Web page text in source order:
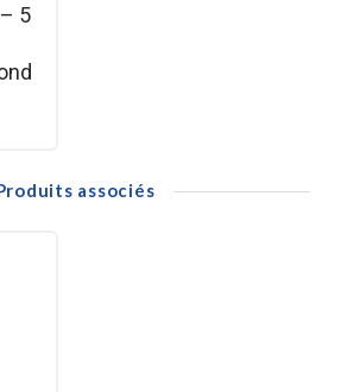
5
associés